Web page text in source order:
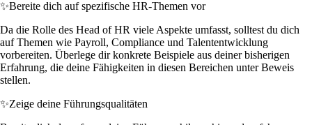
✨Bereite dich auf spezifische HR-Themen vor
Da die Rolle des Head of HR viele Aspekte umfasst, solltest du dich
auf Themen wie Payroll, Compliance und Talententwicklung
vorbereiten. Überlege dir konkrete Beispiele aus deiner bisherigen
Erfahrung, die deine Fähigkeiten in diesen Bereichen unter Beweis
stellen.
✨Zeige deine Führungsqualitäten